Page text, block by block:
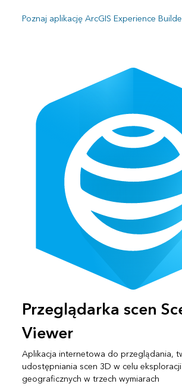
Poznaj aplikację ArcGIS Experience
Przeglądarka scen
Viewer
Aplikacja internetowa do przeglądania,
udostępniania scen 3D w celu
geograficznych w trzech wymiarach